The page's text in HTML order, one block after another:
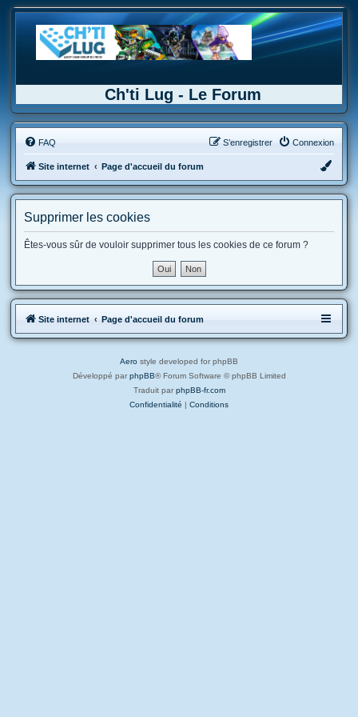
Ch'ti Lug - Le Forum
FAQ Connexion
S’enregistrer
Site internet Page d'accueil du forum
Supprimer les cookies
Êtes-vous sûr de vouloir supprimer tous les cookies de ce forum ?
Site internet Page d'accueil du forum
Aero style developed for phpBB
Développé par phpBB® Forum Software © phpBB Limited
Traduit par phpBB-fr.com
Confidentialité | Conditions